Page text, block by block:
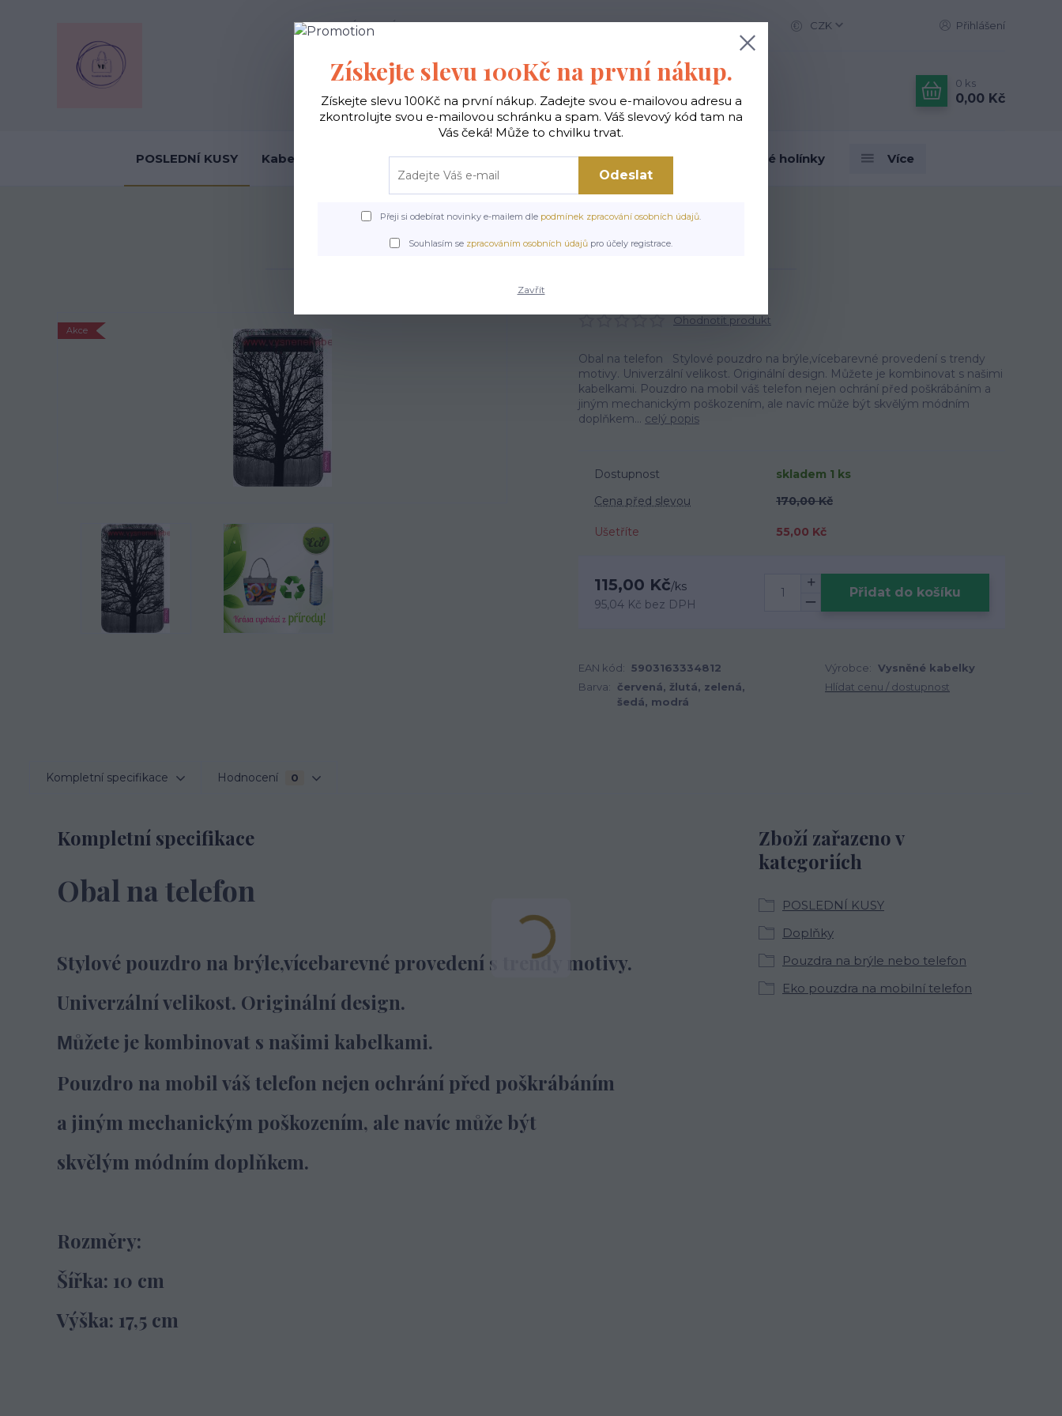
OBCHODNÍ PODMÍNKY JAK NAKUPOVAT KONTAKTY CZK Přihlášení
0 ks
0,00 Kč
POSLEDNÍ KUSY Kabelky ekologické Vaky na záda Polštáře Doplňky Designové holínky Více
POSLEDNÍ KUSY Pouzdro na telefon - Serenity
Akce
Ohodnotit produkt
Obal na telefon Stylové pouzdro na brýle,vícebarevné provedení s trendy
motivy. Univerzální velikost. Originální design. Můžete je kombinovat s našimi
kabelkami. Pouzdro na mobil váš telefon nejen ochrání před poškrábáním a
jiným mechanickým poškozením, ale navíc může být skvělým módním
doplňkem... celý popis
Dostupnost
skladem 1 ks
Cena před slevou
170,00 Kč
Ušetříte 55,00 Kč
115,00 Kč/ks
95,04 Kč bez DPH
Přidat do košíku
EAN kód: 5903163334812 Výrobce: Vysněné kabelky
Barva:
červená, žlutá, zelená,
šedá, modrá
Hlídat cenu / dostupnost
Kompletní specifikace Hodnocení 0
Kompletní specifikace
Obal na telefon
Stylové pouzdro na brýle,vícebarevné provedení s trendy motivy.
Univerzální velikost. Originální design.
Můžete je kombinovat s našimi kabelkami.
Pouzdro na mobil váš telefon nejen ochrání před poškrábáním
a jiným mechanickým poškozením, ale navíc může být
skvělým módním doplňkem.
Rozměry:
Šířka: 10 cm
Výška: 17,5 cm
Zboží zařazeno v
kategoriích
POSLEDNÍ KUSY
Doplňky
Pouzdra na brýle nebo telefon
Eko pouzdra na mobilní telefon
Získejte slevu 100Kč na první nákup.
Získejte slevu 100Kč na první nákup. Zadejte svou e-mailovou adresu a
zkontrolujte svou e-mailovou schránku a spam. Váš slevový kód tam na
Vás čeká! Může to chvilku trvat.
Odeslat
Přeji si odebírat novinky e-mailem dle podmínek zpracování osobních údajů.
Souhlasím se zpracováním osobních údajů pro účely registrace.
Zavřít